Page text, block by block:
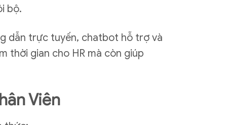
bộ.
dẫn trực tuyến, chatbot hỗ trợ và
thời gian cho HR mà còn giúp
Viên